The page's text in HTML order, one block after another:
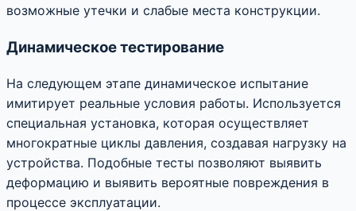
возможные утечки и слабые места конструкции.
Динамическое тестирование
На следующем этапе динамическое испытание
имитирует реальные условия работы. Используется
специальная установка, которая осуществляет
многократные циклы давления, создавая нагрузку на
устройства. Подобные тесты позволяют выявить
деформацию и выявить вероятные повреждения в
процессе эксплуатации.